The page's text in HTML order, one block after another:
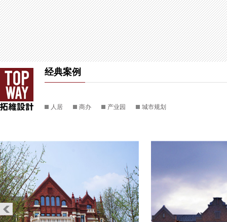
经典案例
人居 商办 产业园 城市规划